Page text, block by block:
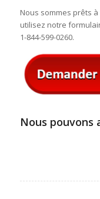
Nous sommes prêts
utilisez notre
1-844-599-0260.
Nous pouvons